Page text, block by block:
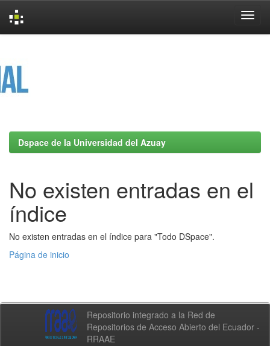
Dspace de la Universidad del Azuay
No existen entradas en el
índice
No existen entradas en el índice para "Todo DSpace".
Página de inicio
Repositorio integrado a la Red de
Repositorios de Acceso Abierto del Ecuador -
RRAAE